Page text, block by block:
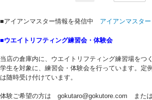
■アイアンマスター情報を発信中 アイアンマスタ
■ウエイトリフティング練習会・体験会
当店の倉庫内に、ウエイトリフティング練習場をつ
学生を対象に、練習会・体験会を行っています。定
は随時受け付けています。
体験ご希望の方は gokutaro@gokutore.com また